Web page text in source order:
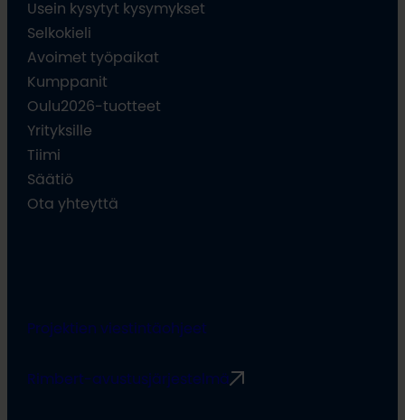
Usein kysytyt kysymykset
Selkokieli
Avoimet työpaikat
Kumppanit
Oulu2026-tuotteet
Yrityksille
Tiimi
Säätiö
Ota yhteyttä
Projektien viestintäohjeet
Rimbert-avustusjärjestelmä